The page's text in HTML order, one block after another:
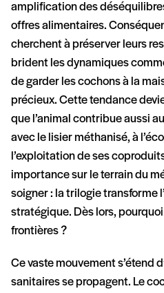
amplification des
offres alimentaires.
cherchent à préserver leurs
brident les dynamiques
de garder les cochons à la
précieux. Cette tendance
que l’animal contribue aussi
avec le lisier méthanisé, à
l’exploitation de ses
importance sur le terrain du
soigner : la trilogie transforme
stratégique. Dès lors,
frontières ?
Ce vaste mouvement s’étend
sanitaires se propagent. Le